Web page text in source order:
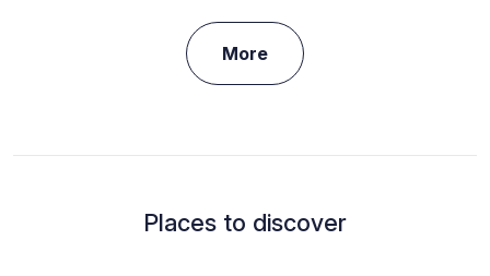
More
Places to discover